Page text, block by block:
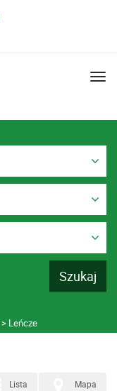
Leńcze
Mapa
Lista